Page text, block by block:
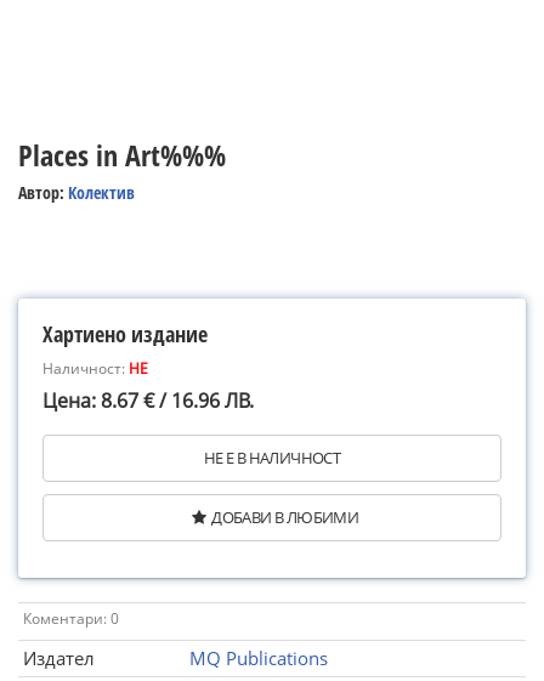
Places in Art%%%
Автор: Колектив
Хартиено издание
Наличност: НЕ
Цена: 8.67 € / 16.96 ЛВ.
НЕ Е В НАЛИЧНОСТ
ДОБАВИ В ЛЮБИМИ
Коментари: 0
Издател
MQ Publications